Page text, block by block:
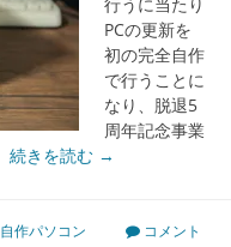
PCの更新を
初の完全自作
で行うことに
なり、脱退5
周年記念事業
続きを読む →
自作パソコン
コメント